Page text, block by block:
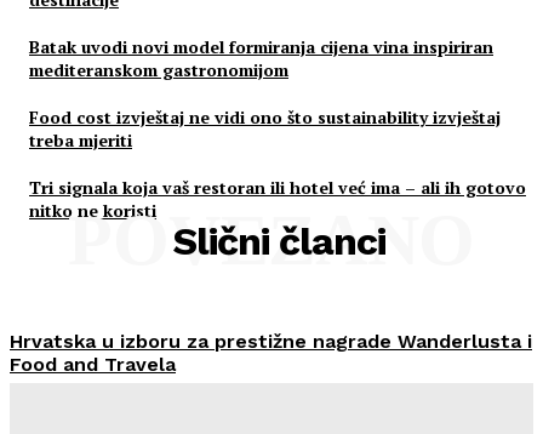
Batak uvodi novi model formiranja cijena vina inspiriran
mediteranskom gastronomijom
Food cost izvještaj ne vidi ono što sustainability izvještaj
treba mjeriti
Tri signala koja vaš restoran ili hotel već ima – ali ih gotovo
nitko ne koristi
Slični članci
POVEZANO
Hrvatska u izboru za prestižne nagrade Wanderlusta i
Food and Travela